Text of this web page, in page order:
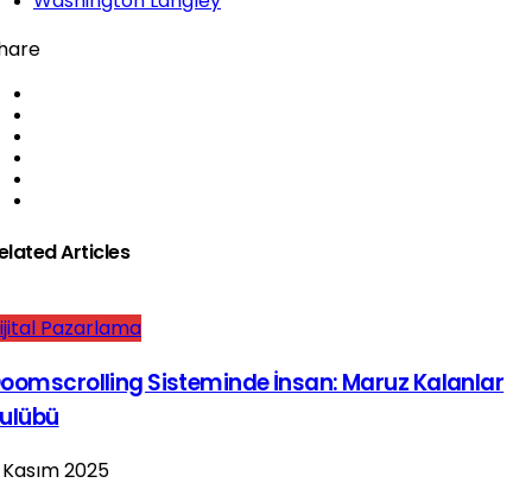
Articles
Pazarlama
Sisteminde İnsan: Maruz Kalanlar
2025